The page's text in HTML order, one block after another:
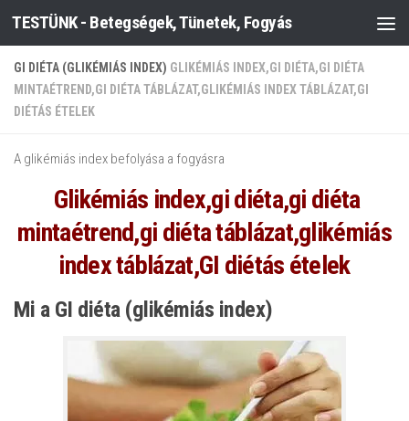
Skip to content
TESTÜNK - Betegségek, Tünetek, Fogyás
GI DIÉTA (GLIKÉMIÁS INDEX) GLIKÉMIÁS INDEX,GI DIÉTA,GI DIÉTA
MINTAÉTREND,GI DIÉTA TÁBLÁZAT,GLIKÉMIÁS INDEX TÁBLÁZAT,GI
DIÉTÁS ÉTELEK
A glikémiás index befolyása a fogyásra
Glikémiás index,gi diéta,gi diéta
mintaétrend,gi diéta táblázat,glikémiás
index táblázat,GI diétás ételek
Mi a GI diéta (glikémiás index)